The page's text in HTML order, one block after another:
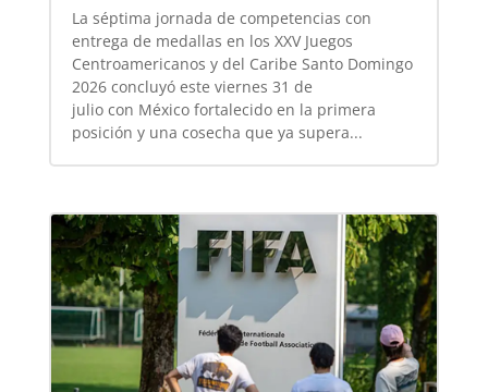
La séptima jornada de competencias con
entrega de medallas en los XXV Juegos
Centroamericanos y del Caribe Santo Domingo
2026 concluyó este viernes 31 de
julio con México fortalecido en la primera
posición y una cosecha que ya supera...